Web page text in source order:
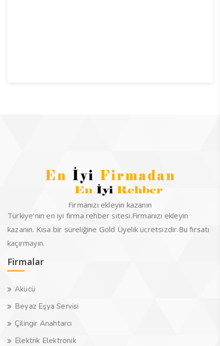
Firmanızı ekleyin kazanın
Türkiye’nin en iyi firma rehber sitesi.Firmanızı ekleyin
kazanın. Kısa bir süreliğine Gold Üyelik ücretsizdir.Bu fırsatı
kaçırmayın.
Firmalar
Akücü
Beyaz Eşya Servisi
Çilingir Anahtarcı
Elektrik Elektronik